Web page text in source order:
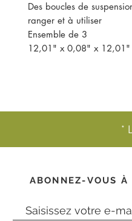
Des boucles de
ranger et à utiliser
Ensemble de 3
12,01" x 0,08" x
*
ABONNEZ-VOUS À